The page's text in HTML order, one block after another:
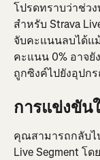
โปรดทราบว่าช่ว
สำหรับ Strava
จับคะแนนลบได้แ
คะแนน 0% อาจยั
ถูกซิงค์ไปยังอุป
การแข่งขัน
คุณสามารถกลับไ
Live Segment โ